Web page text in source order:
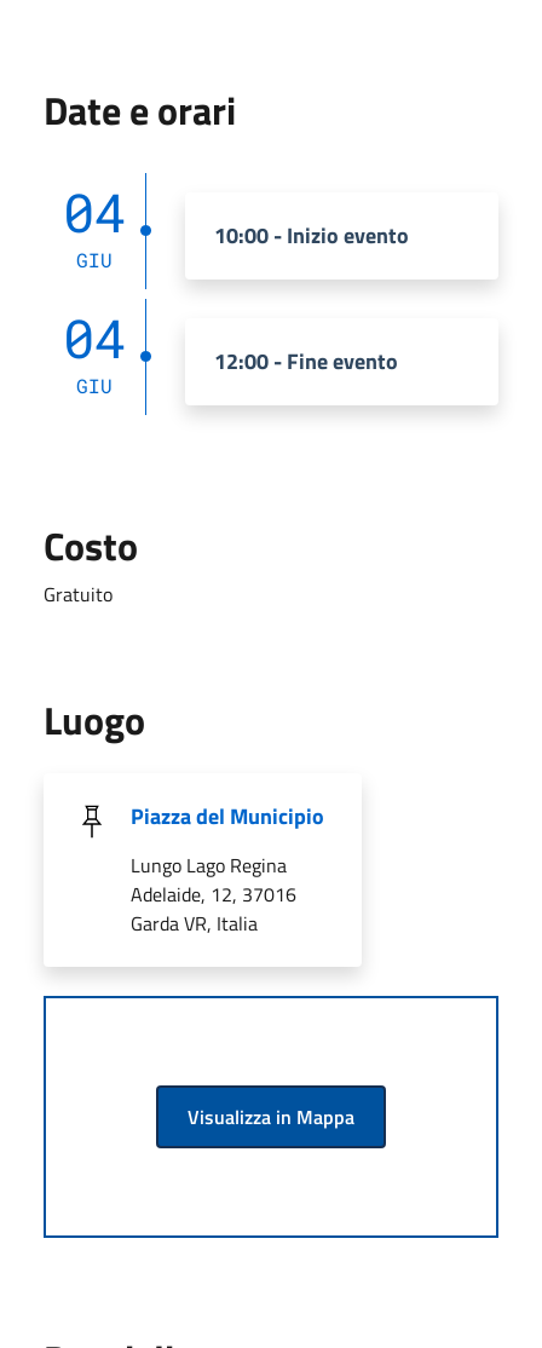
Date e orari
04
GIU
10:00 - Inizio evento
04
GIU
12:00 - Fine evento
Costo
Gratuito
Luogo
Piazza del Municipio
Lungo Lago Regina
Adelaide, 12, 37016
Garda VR, Italia
Visualizza in Mappa